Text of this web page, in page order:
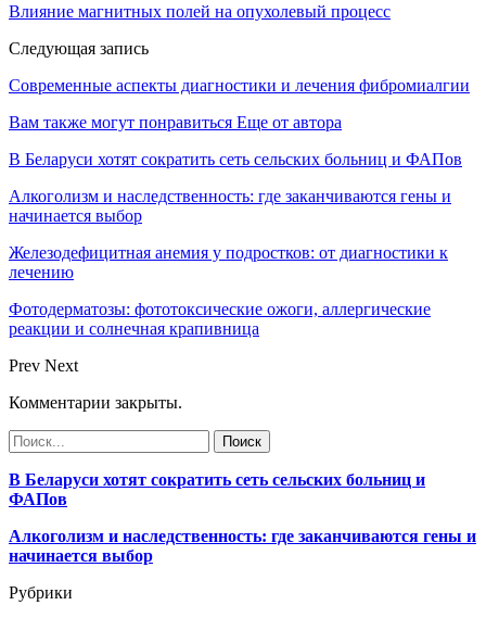
Влияние магнитных полей на опухолевый процесс
Следующая запись
Современные аспекты диагностики и лечения фибромиалгии
Вам также могут понравиться Еще от автора
В Беларуси хотят сократить сеть сельских больниц и ФАПов
Алкоголизм и наследственность: где заканчиваются гены и
начинается выбор
Железодефицитная анемия у подростков: от диагностики к
лечению
Фотодерматозы: фототоксические ожоги, аллергические
реакции и солнечная крапивница
Prev Next
Комментарии закрыты.
В Беларуси хотят сократить сеть сельских больниц и
ФАПов
Алкоголизм и наследственность: где заканчиваются гены и
начинается выбор
Рубрики